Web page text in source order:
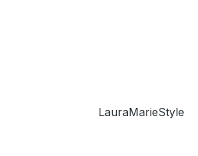
LauraMarieStyle